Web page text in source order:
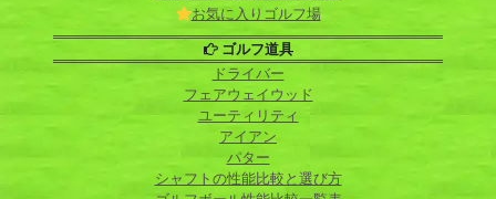
お気に入りゴルフ場
ゴルフ道具
ドライバー
フェアウェイウッド
ユーティリティ
アイアン
パター
シャフトの性能比較と選び方